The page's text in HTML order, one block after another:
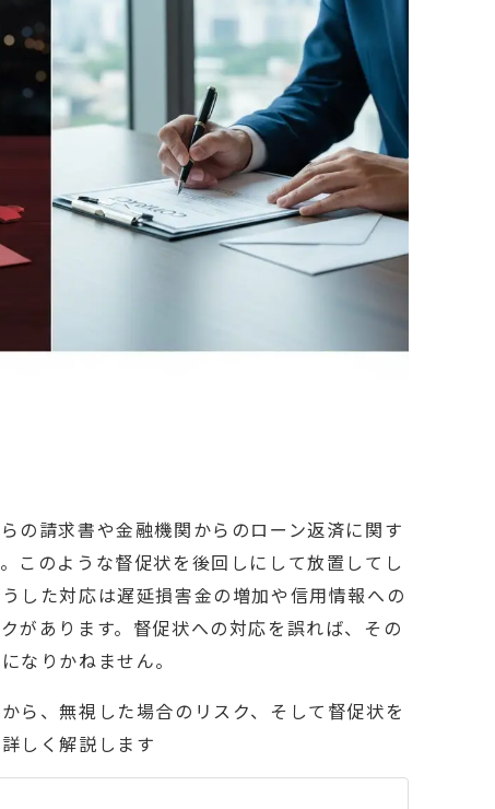
の請求書や金融機関からのローン返済に関す
このような督促状を後回しにして放置してし
した対応は遅延損害金の増加や信用情報への
があります。督促状への対応を誤れば、その
なりかねません。
ら、無視した場合のリスク、そして督促状を
しく解説します